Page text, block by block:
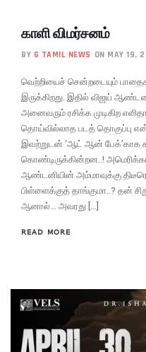
காளி விமர்சனம்
BY G TAMIL NEWS ON MAY 19,
வெற்றியைச் சென்றடையும்
இருக்கிறது. இதில் விஜய்
அனைவரும் ரசிக்க முடிகிற
தொய்வில்லாத படத் தொகுப்பு
இவற்றுடன் ‘ஆட் ஆன் பேக்’காக
கொண்டிருக்கின்றன..!
ஆண்டனியின் அம்மாவுக்கு
பிள்ளைக்குத் தாங்குமா..? தன்
ஆனால்… அவரது […]
READ MORE